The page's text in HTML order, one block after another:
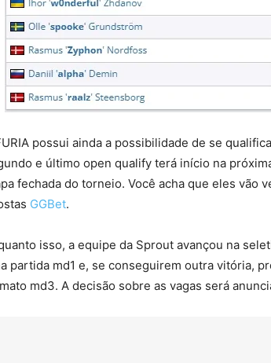
possui ainda a possibilidade de se
e último open qualify terá início na
fechada do torneio. Você acha que eles vão
GGBet.
isso, a equipe da Sprout avançou na
partida md1 e, se conseguirem outra vitória,
md3. A decisão sobre as vagas será